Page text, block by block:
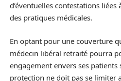
d’éventuelles contestations
des pratiques médicales.
En optant pour une couverture
médecin libéral retraité pourra
engagement envers ses patients
protection ne doit pas se limiter